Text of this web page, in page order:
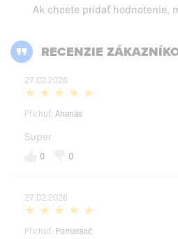
Ak chcete pridať hodnotenie,
RECENZIE
27.02.2026
Příchuť: Ananás
Super
0 0
27.02.2026
Příchuť: Pomaranč